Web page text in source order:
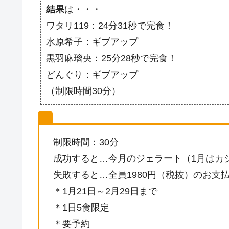
結果は・・・
ワタリ119：24分31秒で完食！
水原希子：ギブアップ
黒羽麻璃央：25分28秒で完食！
どんぐり：ギブアップ
（制限時間30分）
制限時間：30分
成功すると…今月のジェラート（1月はカ
失敗すると…全員1980円（税抜）のお支
＊1月21日～2月29日まで
＊1日5食限定
＊要予約